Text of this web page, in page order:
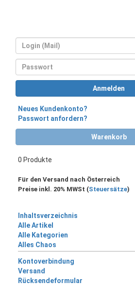
Login
Passwort
Anmelden
Neues Kundenkonto?
Passwort anfordern?
Warenkorb
0 Produkte
Für den Versand nach Österreich
Preise inkl. 20% MWSt (Steuersätze)
Inhaltsverzeichnis
Alle Artikel
Alle Kategorien
Alles Chaos
Kontoverbindung
Versand
Rücksendeformular